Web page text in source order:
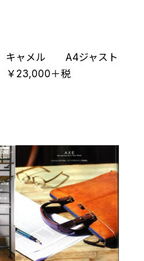
ャメル A4ジャスト
23,000＋税